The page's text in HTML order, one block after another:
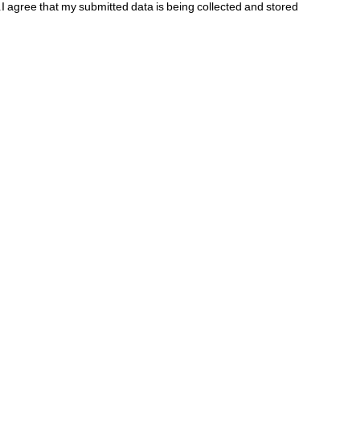
I agree that my submitted data is being collected and stored.